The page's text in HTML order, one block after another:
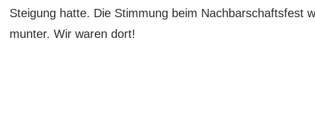
Steigung hatte. Die Stimmung beim Nachbarschaftsfest
munter. Wir waren dort!